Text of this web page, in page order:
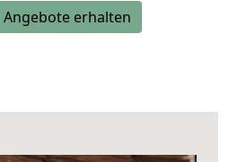
Angebote erhalten